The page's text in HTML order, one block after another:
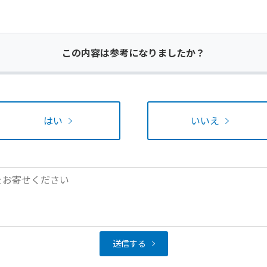
この内容は参考になりましたか？
はい いいえ
送信する